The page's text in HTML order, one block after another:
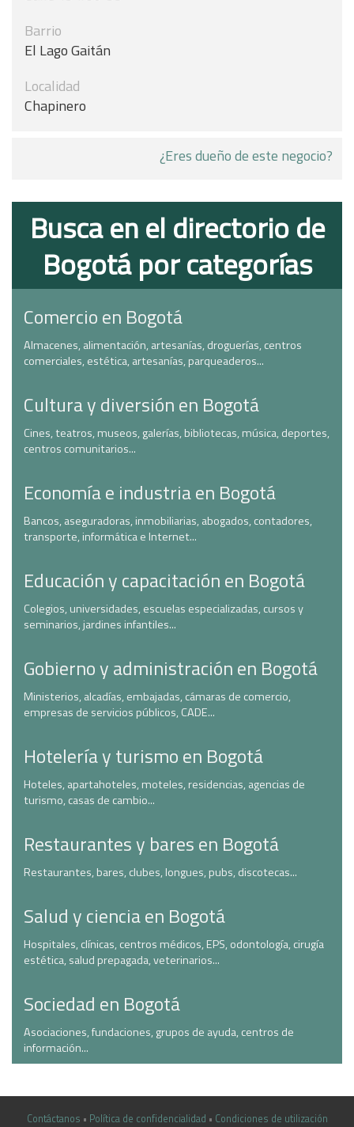
Barrio
El Lago Gaitán
Localidad
Chapinero
¿Eres dueño de este negocio?
Busca en el directorio de
Bogotá por categorías
Comercio en Bogotá
Almacenes, alimentación, artesanías, droguerías, centros
comerciales, estética, artesanías, parqueaderos...
Cultura y diversión en Bogotá
Cines, teatros, museos, galerías, bibliotecas, música, deportes,
centros comunitarios...
Economía e industria en Bogotá
Bancos, aseguradoras, inmobiliarias, abogados, contadores,
transporte, informática e Internet...
Educación y capacitación en Bogotá
Colegios, universidades, escuelas especializadas, cursos y
seminarios, jardines infantiles...
Gobierno y administración en Bogotá
Ministerios, alcadías, embajadas, cámaras de comercio,
empresas de servicios públicos, CADE...
Hotelería y turismo en Bogotá
Hoteles, apartahoteles, moteles, residencias, agencias de
turismo, casas de cambio...
Restaurantes y bares en Bogotá
Restaurantes, bares, clubes, longues, pubs, discotecas...
Salud y ciencia en Bogotá
Hospitales, clínicas, centros médicos, EPS, odontología, cirugía
estética, salud prepagada, veterinarios...
Sociedad en Bogotá
Asociaciones, fundaciones, grupos de ayuda, centros de
información...
Contáctanos • Política de confidencialidad • Condiciones de utilización